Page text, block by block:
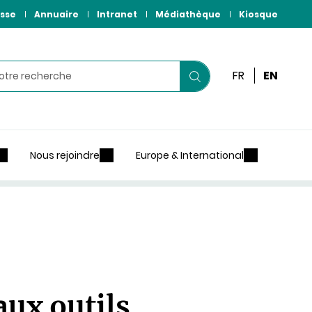
Annuaire Intranet Médiathèque Kiosque
Lancer
FR EN
Nous rejoindre Europe & International